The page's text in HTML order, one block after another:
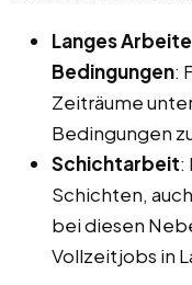
Langes
Bedingungen:
Zeiträume
Bedingungen
Schichtarbeit:
Schichten,
bei diesen
Vollzeitjobs in